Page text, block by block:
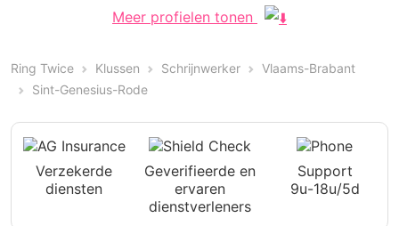
Meer profielen tonen
Ring Twice Klussen Schrijnwerker
Vlaams-Brabant
Sint-Genesius-Rode
Verzekerde
diensten
Geverifieerde en
ervaren
dienstverleners
Support
9u-18u/5d